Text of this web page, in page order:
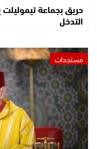
حريق بجماعة
التدخل
مستجدات